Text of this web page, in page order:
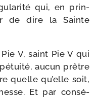
qui, en prin­
de dire la Sainte
V, saint Pie V qui
aucun prêtre
quelle qu’elle soit,
Et par consé­